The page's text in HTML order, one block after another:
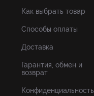
Как выбрать товар
Способы оплаты
Доставка
Гарантия, обмен и
возврат
Конфиденциальность